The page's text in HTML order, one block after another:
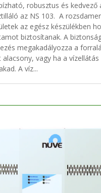
robusztus és kedvező
az NS 103. A
az egész készülékben
biztosítanak. A
megakadályozza a
alacsony, vagy ha a vízellátás
A víz...